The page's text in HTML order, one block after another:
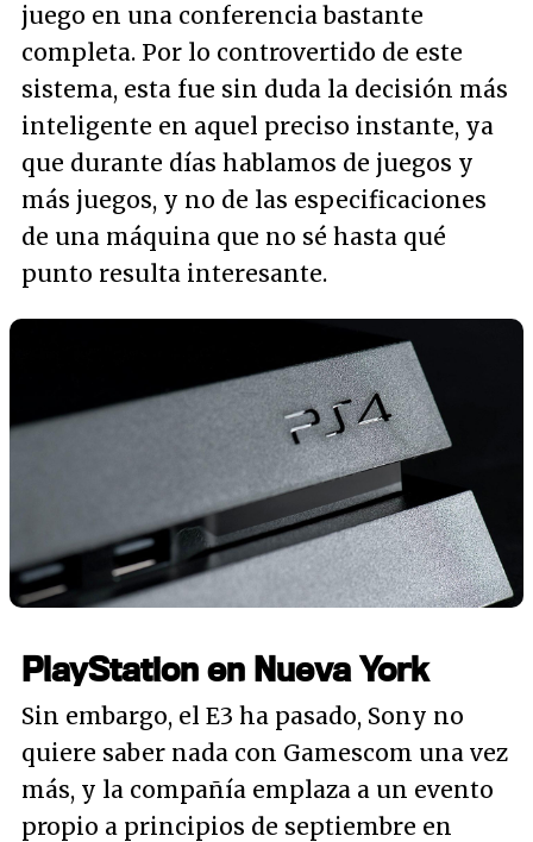
juego en una conferencia bastante
completa. Por lo controvertido de este
sistema, esta fue sin duda la decisión más
inteligente en aquel preciso instante, ya
que durante días hablamos de juegos y
más juegos, y no de las especificaciones
de una máquina que no sé hasta qué
punto resulta interesante.
PlayStation en Nueva York
Sin embargo, el E3 ha pasado, Sony no
quiere saber nada con Gamescom una vez
más, y la compañía emplaza a un evento
propio a principios de septiembre en